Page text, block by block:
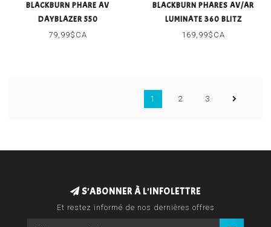
BLACKBURN PHARE AV
DAYBLAZER 550
79,99$CA
BLACKBURN PHARES AV/AR
LUMINATE 360 BLITZ
169,99$CA
1 2 3
S'ABONNER À L'INFOLETTRE
Et restez informé de nos dernières offres